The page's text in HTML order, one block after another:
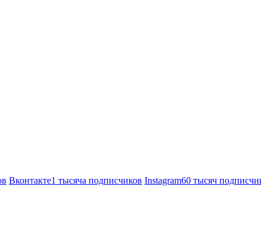
Вконтакте1 тысяча подписчиков Instagram60 тысяч